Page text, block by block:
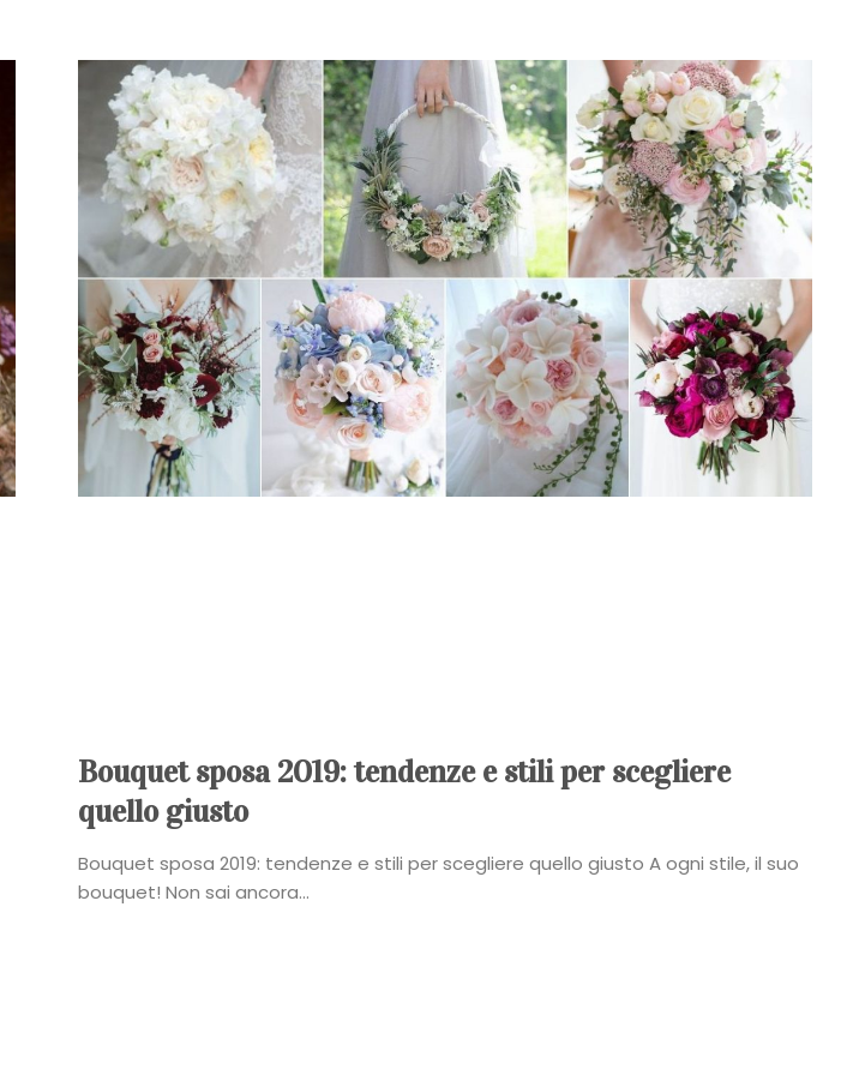
Galateo
Tendenze
Location
Abiti
Sposa
Meet
Planner
Bouquet sposa 2019: tendenze e stili per scegliere
quello giusto
Bouquet sposa 2019: tendenze e stili per scegliere quello giusto A ogni stile, il suo
bouquet! Non sai ancora...